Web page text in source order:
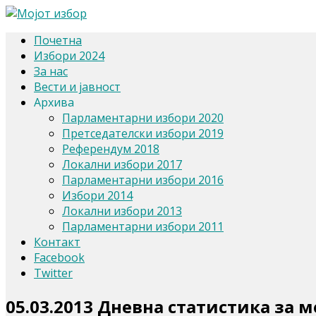
Почетна
Избори 2024
За нас
Вести и јавност
Архива
Парламентарни избори 2020
Претседателски избори 2019
Референдум 2018
Локални избори 2017
Парламентарни избори 2016
Избори 2014
Локални избори 2013
Парламентарни избори 2011
Контакт
Facebook
Twitter
05.03.2013 Дневна статистика за